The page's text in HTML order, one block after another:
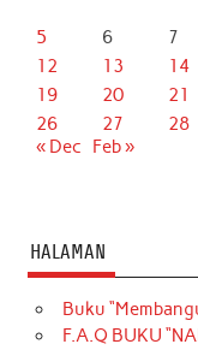
5
6 7
12
13 14
19
20 21
26
27 28
« Dec
Feb »
HALAMAN
Buku
F.A.Q BUKU